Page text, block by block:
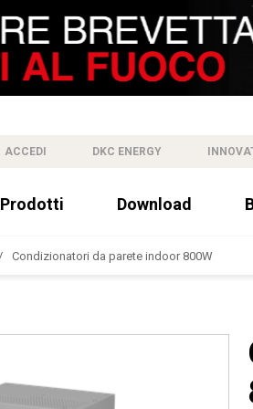
ACCEDI DKC ENERGY
Prodotti Download
Condizionatori da parete indoor 800W